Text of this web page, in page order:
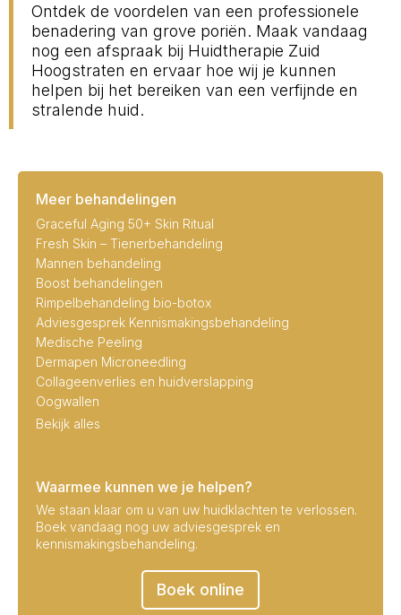
Ontdek de voordelen van een professionele
benadering van grove poriën. Maak vandaag
nog een afspraak bij Huidtherapie Zuid
Hoogstraten en ervaar hoe wij je kunnen
helpen bij het bereiken van een verfijnde en
stralende huid.
Meer behandelingen
Graceful Aging 50+ Skin Ritual
Fresh Skin – Tienerbehandeling
Mannen behandeling
Boost behandelingen
Rimpelbehandeling bio-botox
Adviesgesprek Kennismakingsbehandeling
Medische Peeling
Dermapen Microneedling
Collageenverlies en huidverslapping
Oogwallen
Bekijk alles
Waarmee kunnen we je helpen?
We staan klaar om u van uw huidklachten te verlossen.
Boek vandaag nog uw adviesgesprek en
kennismakingsbehandeling.
Boek online